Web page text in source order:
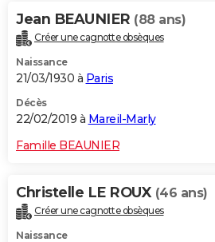
Jean BEAUNIER (88 ans)
Créer une cagnotte obsèques
Naissance
21/03/1930 à Paris
Décès
22/02/2019 à Mareil-Marly
Famille BEAUNIER
Christelle LE ROUX (46 ans)
Créer une cagnotte obsèques
Naissance